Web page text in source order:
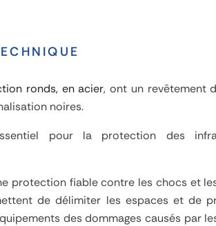
ronds, en acier, ont un revêtement
noires.
pour la protection des
protection fiable contre les chocs et
de délimiter les espaces et de
des dommages causés par